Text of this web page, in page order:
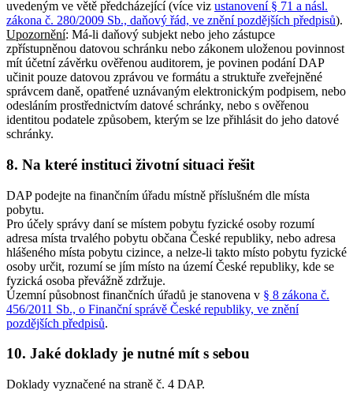
uvedeným ve větě předcházející (více viz ustanovení § 71 a násl.
zákona č. 280/2009 Sb., daňový řád, ve znění pozdějších předpisů).
Upozornění: Má-li daňový subjekt nebo jeho zástupce
zpřístupněnou datovou schránku nebo zákonem uloženou povinnost
mít účetní závěrku ověřenou auditorem, je povinen podání DAP
učinit pouze datovou zprávou ve formátu a struktuře zveřejněné
správcem daně, opatřené uznávaným elektronickým podpisem, nebo
odesláním prostřednictvím datové schránky, nebo s ověřenou
identitou podatele způsobem, kterým se lze přihlásit do jeho datové
schránky.
8. Na které instituci životní situaci řešit
DAP podejte na finančním úřadu místně příslušném dle místa
pobytu.
Pro účely správy daní se místem pobytu fyzické osoby rozumí
adresa místa trvalého pobytu občana České republiky, nebo adresa
hlášeného místa pobytu cizince, a nelze-li takto místo pobytu fyzické
osoby určit, rozumí se jím místo na území České republiky, kde se
fyzická osoba převážně zdržuje.
Územní působnost finančních úřadů je stanovena v § 8 zákona č.
456/2011 Sb., o Finanční správě České republiky, ve znění
pozdějších předpisů.
10. Jaké doklady je nutné mít s sebou
Doklady vyznačené na straně č. 4 DAP.